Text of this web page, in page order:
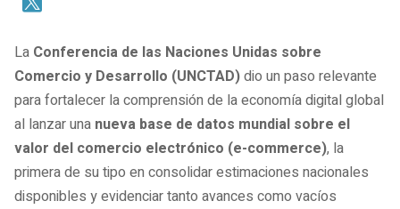
La Conferencia de las Naciones Unidas sobre
Comercio y Desarrollo (UNCTAD)dio un paso relevante
para fortalecer la comprensión de la economía digital global
al lanzar una nueva base de datos mundial sobre el
valor del comercio electrónico (e-commerce), la
primera de su tipo en consolidar estimaciones nacionales
disponibles y evidenciar tanto avances como vacíos